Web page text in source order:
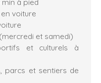
voiture
et samedi)
et culturels à
parcs et sentiers de